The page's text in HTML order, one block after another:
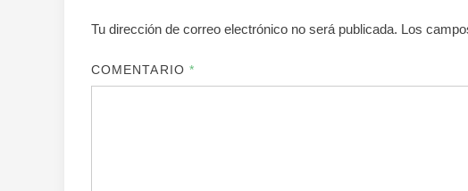
Tu dirección de correo electrónico no será publicada. Los
COMENTARIO *